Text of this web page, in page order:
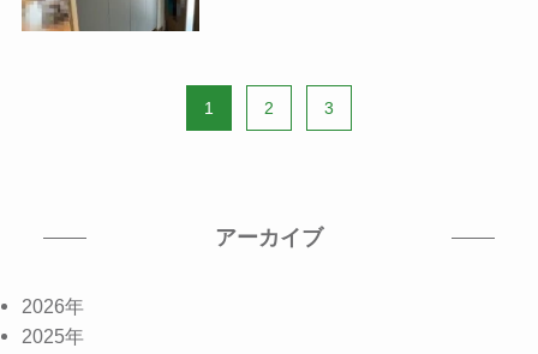
1 2 3
アーカイブ
2026年
2025年